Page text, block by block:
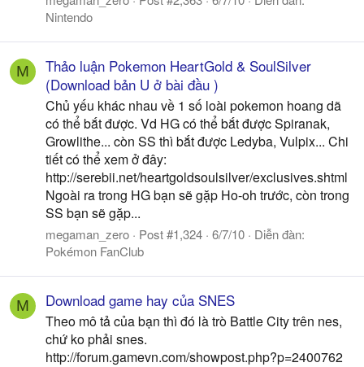
Nintendo
M
Thảo luận Pokemon HeartGold & SoulSilver
(Download bản U ở bài đầu )
Chủ yếu khác nhau về 1 số loài pokemon hoang dã
có thể bắt được. Vd HG có thể bắt được Spiranak,
Growlithe... còn SS thì bắt được Ledyba, Vulpix... Chi
tiết có thể xem ở đây:
http://serebii.net/heartgoldsoulsilver/exclusives.shtml
Ngoài ra trong HG bạn sẽ gặp Ho-oh trước, còn trong
SS bạn sẽ gặp...
megaman_zero Post #1,324 6/7/10
Diễn đàn:
Pokémon FanClub
M Download game hay của SNES
Theo mô tả của bạn thì đó là trò Battle City trên nes,
chứ ko phải snes.
http://forum.gamevn.com/showpost.php?p=2400762